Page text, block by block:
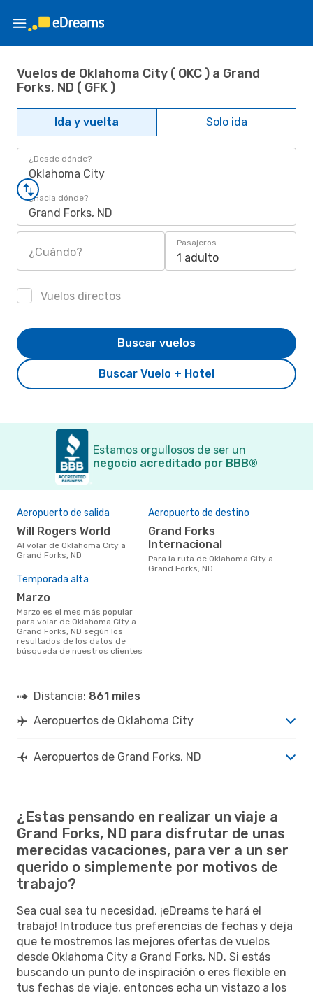
Vuelos de Oklahoma City ( OKC ) a Grand
Forks, ND ( GFK )
Ida y vuelta Solo ida
¿Desde dónde?
Oklahoma City
¿Hacia dónde?
Grand Forks, ND
¿Cuándo?
Pasajeros
1 adulto
Vuelos directos
Buscar Vuelo + Hotel
Buscar vuelos
Estamos orgullosos de ser un
negocio acreditado por BBB®
Aeropuerto de salida
Will Rogers World
Al volar de Oklahoma City a
Grand Forks, ND
Aeropuerto de destino
Grand Forks
Internacional
Para la ruta de Oklahoma City a
Grand Forks, ND
Temporada alta
marzo
marzo es el mes más popular
para volar de Oklahoma City a
Grand Forks, ND según los
resultados de los datos de
búsqueda de nuestros clientes
Distancia: 861 miles
Aeropuertos de Oklahoma City
Aeropuertos de Grand Forks, ND
¿Estas pensando en realizar un viaje a
Grand Forks, ND para disfrutar de unas
merecidas vacaciones, para ver a un ser
querido o simplemente por motivos de
trabajo?
Sea cual sea tu necesidad, ¡eDreams te hará el
trabajo! Introduce tus preferencias de fechas y deja
que te mostremos las mejores ofertas de vuelos
desde Oklahoma City a Grand Forks, ND. Si estás
buscando un punto de inspiración o eres flexible en
tus fechas de viaje, entonces echa un vistazo a los